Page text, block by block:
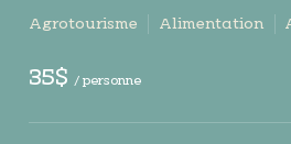
Agrotourisme Alimentation
35$ / personne